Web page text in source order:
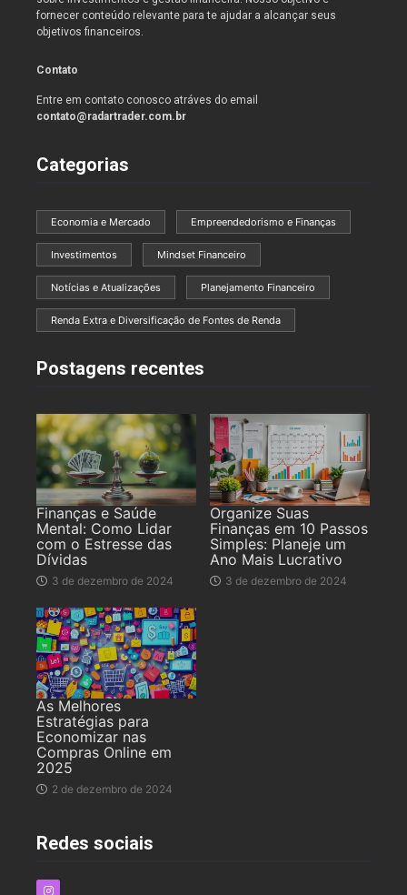
fornecer conteúdo relevante para te ajudar a alcançar seus
objetivos financeiros.
Contato
Entre em contato conosco atráves do email
contato@radartrader.com.br
Categorias
Economia e Mercado Empreendedorismo e Finanças
Investimentos Mindset Financeiro
Notícias e Atualizações Planejamento Financeiro
Renda Extra e Diversificação de Fontes de Renda
Postagens recentes
Finanças e Saúde
Mental: Como Lidar
com o Estresse das
Dívidas
3 de dezembro de 2024
Organize Suas
Finanças em 10 Passos
Simples: Planeje um
Ano Mais Lucrativo
3 de dezembro de 2024
As Melhores
Estratégias para
Economizar nas
Compras Online em
2025
2 de dezembro de 2024
Redes sociais